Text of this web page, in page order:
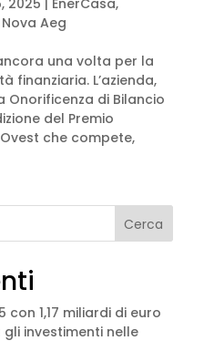
2025 | EnerCasa,
Nova Aeg
una volta per la
finanziaria. L’azienda,
Onorificenza di Bilancio
del Premio
che compete,
Cerca
con 1,17 miliardi di euro
investimenti nelle